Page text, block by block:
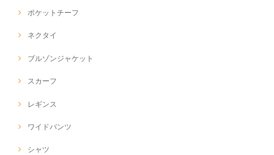
ポケットチーフ
ネクタイ
ブルゾンジャケット
スカーフ
レギンス
ワイドパンツ
シャツ